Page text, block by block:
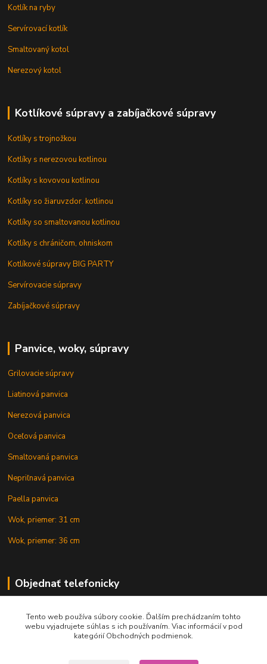
Kotlík na ryby
Servírovací kotlík
Smaltovaný kotol
Nerezový kotol
Kotlíkové súpravy a zabíjačkové súpravy
Kotlíky s trojnožkou
Kotlíky s nerezovou kotlinou
Kotlíky s kovovou kotlinou
Kotlíky so žiaruvzdor. kotlinou
Kotlíky so smaltovanou kotlinou
Kotlíky s chráničom, ohniskom
Kotlíkové súpravy BIG PARTY
Servírovacie súpravy
Zabíjačkové súpravy
Panvice, woky, súpravy
Grilovacie súpravy
Liatinová panvica
Nerezová panvica
Oceľová panvica
Smaltovaná panvica
Nepriľnavá panvica
Paella panvica
Wok, priemer: 31 cm
Wok, priemer: 36 cm
Objednať telefonicky
+421 902 212 007
Tento web používa súbory cookie. Ďalším prechádzaním tohto
webu vyjadrujete súhlas s ich používaním. Viac informácií v pod
kategórií Obchodných podmienok.